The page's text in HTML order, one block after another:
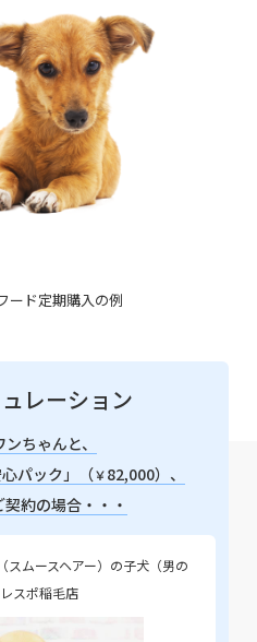
ード定期購入の例
レーション
ちゃんと、
パック」（￥82,000）、
約の場合・・・
スムースヘアー）の子犬（男の
スポ稲毛店